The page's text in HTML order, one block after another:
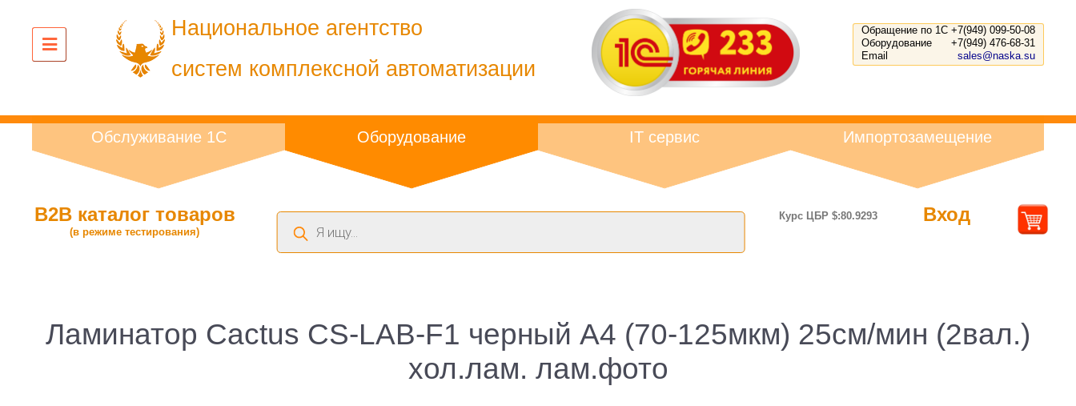
Национальное агентство
систем комплексной автоматизации
Обращение по 1С +7(949) 099-50-08
Оборудование
+7(949) 476-68-31
Email
sales@naska.su
Обслуживание 1С Оборудование IT сервис Импортозамещение
B2B каталог товаров
(в режиме тестирования)
Поиск
товаров
Курс ЦБР $:80.9293 Вход
Ламинатор Cactus CS-LAB-F1 черный A4 (70-125мкм) 25см/мин (2вал.)
хол.лам. лам.фото